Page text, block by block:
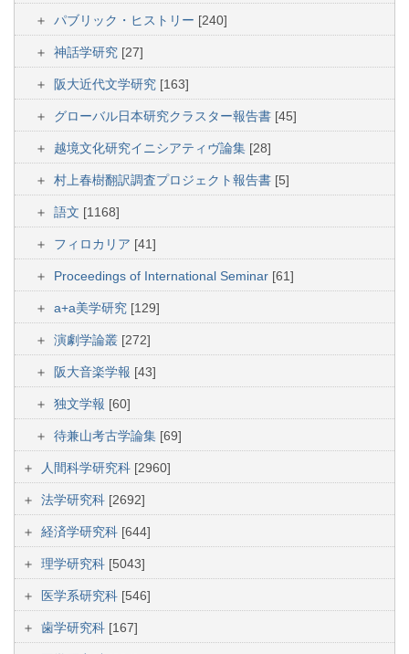
パブリック・ヒストリー [240]
神話学研究 [27]
阪大近代文学研究 [163]
グローバル日本研究クラスター報告書 [45]
越境文化研究イニシアティヴ論集 [28]
村上春樹翻訳調査プロジェクト報告書 [5]
語文 [1168]
フィロカリア [41]
Proceedings of International Seminar [61]
a+a美学研究 [129]
演劇学論叢 [272]
阪大音楽学報 [43]
独文学報 [60]
待兼山考古学論集 [69]
人間科学研究科 [2960]
法学研究科 [2692]
経済学研究科 [644]
理学研究科 [5043]
医学系研究科 [546]
歯学研究科 [167]